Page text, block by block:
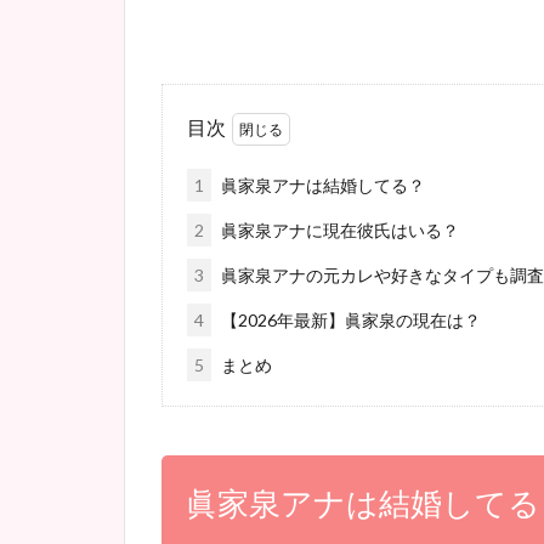
目次
1 眞家泉アナは結婚してる？
2 眞家泉アナに現在彼氏はいる？
3 眞家泉アナの元カレや好きなタイプも調
4 【2026年最新】眞家泉の現在は？
5 まとめ
眞家泉アナは結婚して